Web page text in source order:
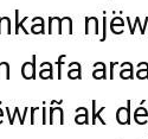
dafa
ak